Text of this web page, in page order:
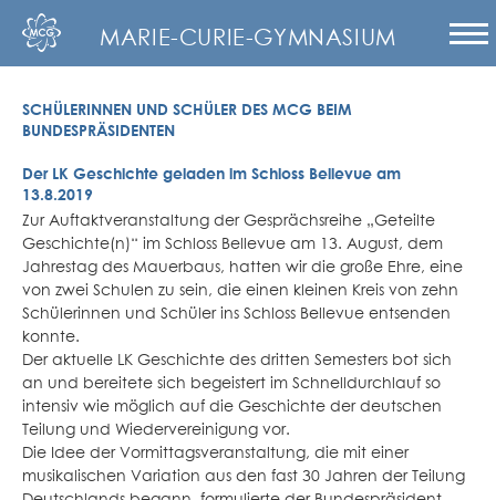
MARIE-CURIE-GYMNASIUM
SCHÜLERINNEN UND SCHÜLER DES MCG BEIM
BUNDESPRÄSIDENTEN
Der LK Geschichte geladen im Schloss Bellevue am
13.8.2019
Zur Auftaktveranstaltung der Gesprächsreihe „Geteilte
Geschichte(n)“ im Schloss Bellevue am 13. August, dem
Jahrestag des Mauerbaus, hatten wir die große Ehre, eine
von zwei Schulen zu sein, die einen kleinen Kreis von zehn
Schülerinnen und Schüler ins Schloss Bellevue entsenden
konnte.
Der aktuelle LK Geschichte des dritten Semesters bot sich
an und bereitete sich begeistert im Schnelldurchlauf so
intensiv wie möglich auf die Geschichte der deutschen
Teilung und Wiedervereinigung vor.
Die Idee der Vormittagsveranstaltung, die mit einer
musikalischen Variation aus den fast 30 Jahren der Teilung